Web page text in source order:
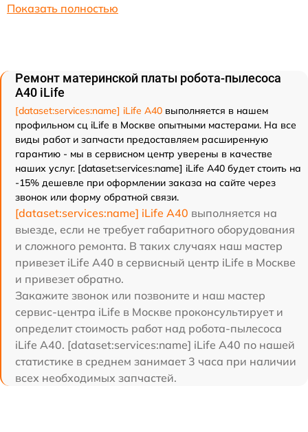
Показать полностью
Ремонт материнской платы робота-пылесоса
A40 iLife
[dataset:services:name] iLife A40 выполняется в нашем
профильном сц iLife в Москве опытными мастерами. На все
виды работ и запчасти предоставляем расширенную
гарантию - мы в сервисном центр уверены в качестве
наших услуг. [dataset:services:name] iLife A40 будет стоить на
-15% дешевле при оформлении заказа на сайте через
звонок или форму обратной связи.
[dataset:services:name] iLife A40 выполняется на
выезде, если не требует габаритного оборудования
и сложного ремонта. В таких случаях наш мастер
привезет iLife A40 в сервисный центр iLife в Москве
и привезет обратно.
Закажите звонок или позвоните и наш мастер
сервис-центра iLife в Москве проконсультирует и
определит стоимость работ над робота-пылесоса
iLife A40. [dataset:services:name] iLife A40 по нашей
статистике в среднем занимает 3 часа при наличии
всех необходимых запчастей.